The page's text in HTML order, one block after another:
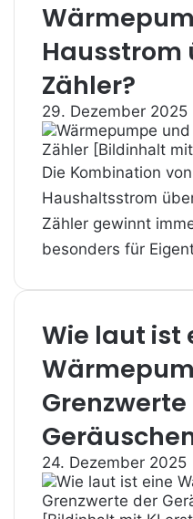
Hausstrom
Zähler?
29. Dezember 2025
Die Kombination
Haushaltsstrom
Zähler gewinnt
besonders für
Wie laut ist
24. Dezember 2025